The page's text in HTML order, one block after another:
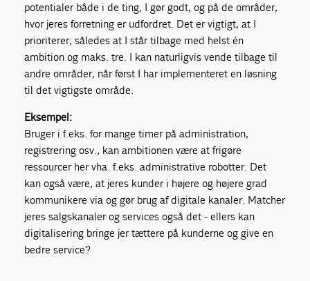
potentialer både i de ting, I gør godt, og på de områder,
hvor jeres forretning er udfordret. Det er vigtigt, at I
prioriterer, således at I står tilbage med helst én
ambition og maks. tre. I kan naturligvis vende tilbage til
andre områder, når først I har implementeret en løsning
til det vigtigste område.
Eksempel:
Bruger i f.eks. for mange timer på administration,
registrering osv., kan ambitionen være at frigøre
ressourcer her vha. f.eks. administrative robotter. Det
kan også være, at jeres kunder i højere og højere grad
kommunikere via og gør brug af digitale kanaler. Matcher
jeres salgskanaler og services også det - ellers kan
digitalisering bringe jer tættere på kunderne og give en
bedre service?